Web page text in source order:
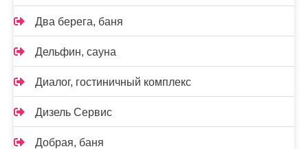
Два берега, баня
Дельфин, сауна
Диалог, гостиничный комплекс
Дизель Сервис
Добрая, баня